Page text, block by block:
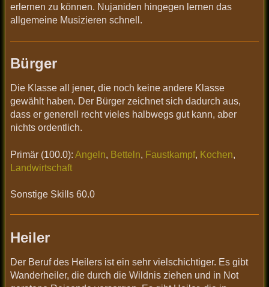
erlernen zu können. Nujaniden hingegen lernen das
allgemeine Musizieren schnell.
Bürger
Die Klasse all jener, die noch keine andere Klasse
gewählt haben. Der Bürger zeichnet sich dadurch aus,
dass er generell recht vieles halbwegs gut kann, aber
nichts ordentlich.
Primär (100.0): Angeln, Betteln, Faustkampf, Kochen,
Landwirtschaft
Sonstige Skills 60.0
Heiler
Der Beruf des Heilers ist ein sehr vielschichtiger. Es gibt
Wanderheiler, die durch die Wildnis ziehen und in Not